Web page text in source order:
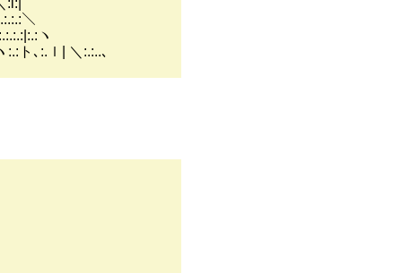
:l:|
＼
ヽ
ト､:.ｌ| ＼:.:..､